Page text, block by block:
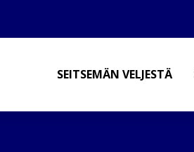
SEITSEMÄN VELJESTÄ